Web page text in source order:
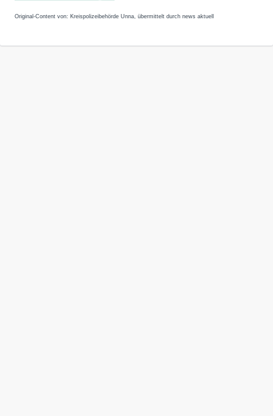
Original-Content von: Kreispolizeibehörde Unna, übermittelt durch news aktuell